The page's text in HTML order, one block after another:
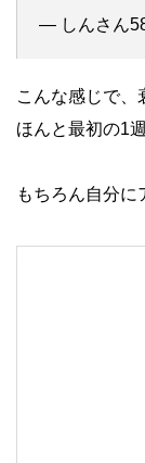
— しんさん
こんな感じで、
ほんと最初の1
もちろん自分